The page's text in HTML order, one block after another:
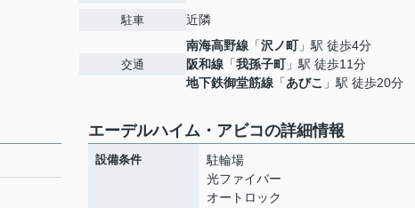
駐車 近隣
交通
南海高野線 「沢ノ町」駅 徒歩4分
阪和線 「我孫子町」駅 徒歩11分
地下鉄御堂筋線 「あびこ 」駅 徒歩20分
エーデルハイム・アビコの詳細情報
設備条件
駐輪場
光ファイバー
オートロック